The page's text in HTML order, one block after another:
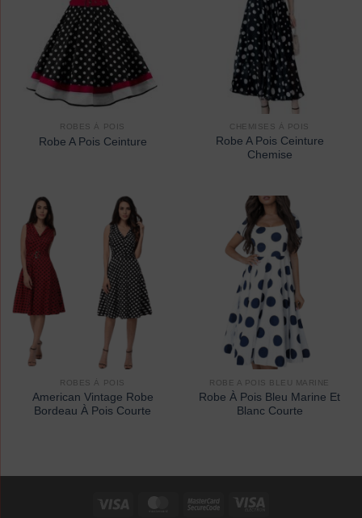
ROBES À POIS
Robe A Pois Ceinture
CHEMISES À POIS
Robe A Pois Ceinture
Chemise
ROBES À POIS
American Vintage Robe
Bordeau À Pois Courte
ROBE A POIS BLEU MARINE
Robe À Pois Bleu Marine Et
Blanc Courte